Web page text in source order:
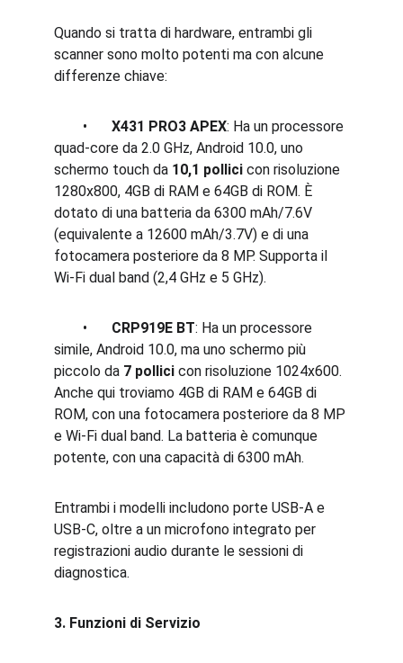
Quando si tratta di hardware, entrambi gli
scanner sono molto potenti ma con alcune
differenze chiave:
X431 PRO3 APEX: Ha un processore
quad-core da 2.0 GHz, Android 10.0, uno
schermo touch da 10,1 pollici con risoluzione
1280x800, 4GB di RAM e 64GB di ROM. È
dotato di una batteria da 6300 mAh/7.6V
(equivalente a 12600 mAh/3.7V) e di una
fotocamera posteriore da 8 MP. Supporta il
Wi-Fi dual band (2,4 GHz e 5 GHz).
CRP919E BT: Ha un processore
simile, Android 10.0, ma uno schermo più
piccolo da 7 pollici con risoluzione 1024x600.
Anche qui troviamo 4GB di RAM e 64GB di
ROM, con una fotocamera posteriore da 8 MP
e Wi-Fi dual band. La batteria è comunque
potente, con una capacità di 6300 mAh.
Entrambi i modelli includono porte USB-A e
USB-C, oltre a un microfono integrato per
registrazioni audio durante le sessioni di
diagnostica.
3. Funzioni di Servizio